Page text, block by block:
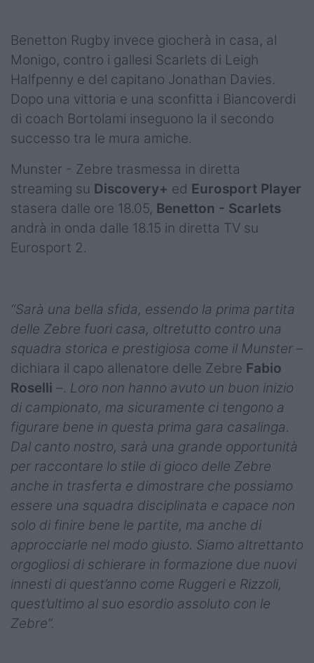
Benetton Rugby invece giocherà in casa, al
Monigo, contro i gallesi Scarlets di Leigh
Halfpenny e del capitano Jonathan Davies.
Dopo una vittoria e una sconfitta i Biancoverdi
di coach Bortolami inseguono la il secondo
successo tra le mura amiche.
Munster - Zebre trasmessa in diretta
streaming su Discovery+ ed Eurosport Player
stasera dalle ore 18.05, Benetton - Scarlets
andrà in onda dalle 18.15 in diretta TV su
Eurosport 2.
“Sarà una bella sfida, essendo la prima partita
delle Zebre fuori casa, oltretutto contro una
squadra storica e prestigiosa come il Munster –
dichiara il capo allenatore delle Zebre Fabio
Roselli –. Loro non hanno avuto un buon inizio
di campionato, ma sicuramente ci tengono a
figurare bene in questa prima gara casalinga.
Dal canto nostro, sarà una grande opportunità
per raccontare lo stile di gioco delle Zebre
anche in trasferta e dimostrare che possiamo
essere una squadra disciplinata e capace non
solo di finire bene le partite, ma anche di
approcciarle nel modo giusto. Siamo altrettanto
orgogliosi di schierare in formazione due nuovi
innesti di quest’anno come Ruggeri e Rizzoli,
quest’ultimo al suo esordio assoluto con le
Zebre”.